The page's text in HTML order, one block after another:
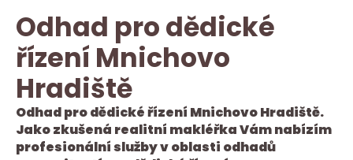
Odhad pro dědické
řízení Mnichovo
Hradiště
Odhad pro dědické řízení Mnichovo Hradiště.
Jako zkušená realitní makléřka Vám nabízím
profesionální služby v oblasti odhadů